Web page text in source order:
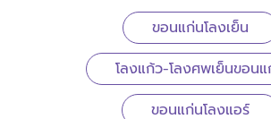
ขอนแก่นโลงเย็น
โลงแก้ว-โลงศพเย็นขอน
ขอนแก่นโลงแอร์